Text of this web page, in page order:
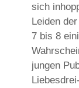
sich
Leiden
7 bis 8
jungen